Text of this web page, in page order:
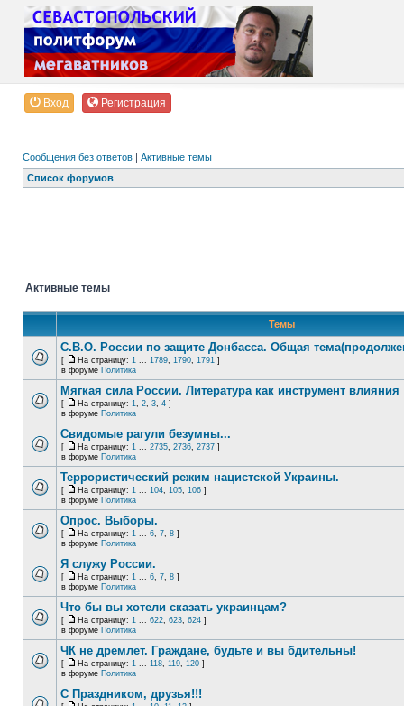
Вход Регистрация
Сообщения без ответов | Активные темы
Список форумов
Активные темы
Темы
С.В.О. России по защите Донбасса. Общая
[ На страницу: 1 ... 1789, 1790, 1791 ]
в форуме Политика
Мягкая сила России. Литература как инструмент влияния
[ На страницу: 1, 2, 3, 4 ]
в форуме Политика
Свидомые рагули безумны...
[ На страницу: 1 ... 2735, 2736, 2737 ]
в форуме Политика
Террористический режим нацистской Украины.
[ На страницу: 1 ... 104, 105, 106 ]
в форуме Политика
Опрос. Выборы.
[ На страницу: 1 ... 6, 7, 8 ]
в форуме Политика
Я служу России.
[ На страницу: 1 ... 6, 7, 8 ]
в форуме Политика
Что бы вы хотели сказать украинцам?
[ На страницу: 1 ... 622, 623, 624 ]
в форуме Политика
ЧК не дремлет. Граждане, будьте и вы бдительны!
[ На страницу: 1 ... 118, 119, 120 ]
в форуме Политика
С Праздником, друзья!!!